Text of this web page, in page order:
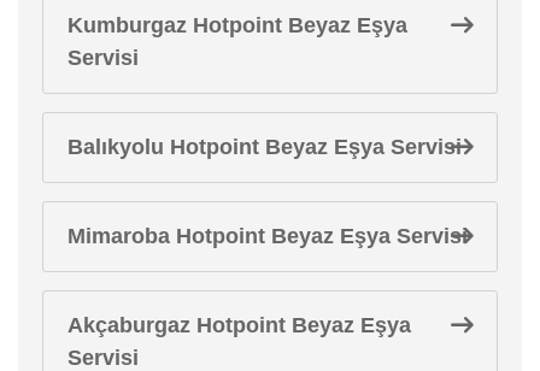
Kumburgaz Hotpoint Beyaz Eşya
Servisi
Balıkyolu Hotpoint Beyaz Eşya Servisi
Mimaroba Hotpoint Beyaz Eşya Servisi
Akçaburgaz Hotpoint Beyaz Eşya
Servisi